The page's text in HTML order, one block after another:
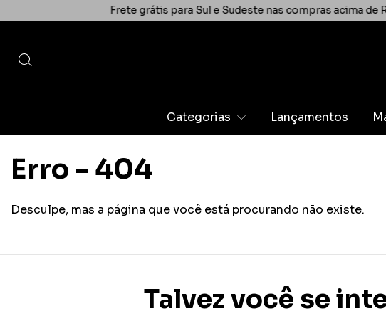
Frete grátis para Sul e Sudeste nas compras acima de R$
Categorias Lançamentos
Erro - 404
Desculpe, mas a página que você está procurando não existe.
Talvez você se